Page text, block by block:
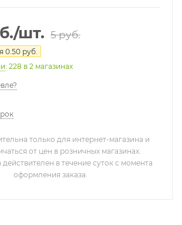
/шт. 5руб.
0.50 руб.
: 228 в 2 магазинах
только для интернет-магазина и
от цен в розничных магазинах.
действителен в течение суток с момента
оформления заказа.